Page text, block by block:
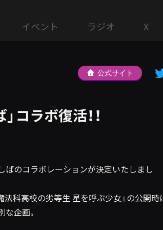
イベント ラジオ X
公式サイト
コラボ復活！！
ばのコラボレーションが決定いたしまし
法科高校の劣等生 星を呼ぶ少女』の公開時
企画。